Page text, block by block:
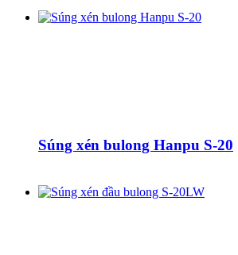
Súng xén bulong Hanpu S-20